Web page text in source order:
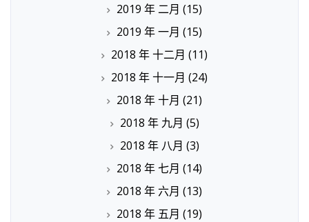
2019 年 二月 (15)
2019 年 一月 (15)
2018 年 十二月 (11)
2018 年 十一月 (24)
2018 年 十月 (21)
2018 年 九月 (5)
2018 年 八月 (3)
2018 年 七月 (14)
2018 年 六月 (13)
2018 年 五月 (19)